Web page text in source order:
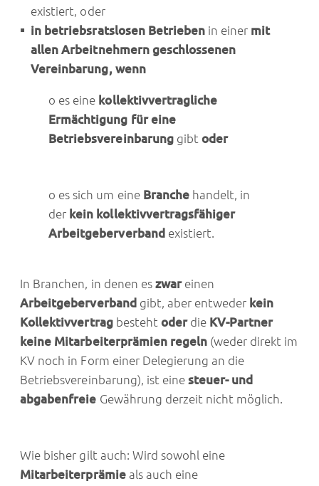
existiert, oder
in betriebsratslosen Betriebenin einer mit
allen Arbeitnehmern geschlossenen
Vereinbarung, wenn
o es eine kollektivvertragliche
Ermächtigung für eine
Betriebsvereinbarung gibt oder
o es sich um eine Branchehandelt, in
der kein kollektivvertragsfähiger
Arbeitgeberverband existiert.
In Branchen, in denen eszwareinen
Arbeitgeberverband gibt, aber entweder kein
Kollektivvertragbesteht oderdie KV-Partner
keine Mitarbeiterprämien regeln(weder direkt im
KV noch in Form einer Delegierung an die
Betriebsvereinbarung), ist einesteuer- und
abgabenfreie Gewährung derzeit nicht möglich.
Wie bisher gilt auch: Wird sowohl eine
Mitarbeiterprämieals auch eine